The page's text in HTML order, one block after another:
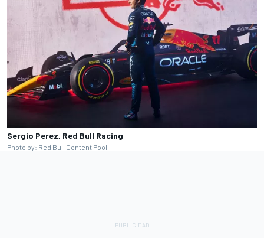
Sergio Perez, Red Bull Racing
Photo by: Red Bull Content Pool